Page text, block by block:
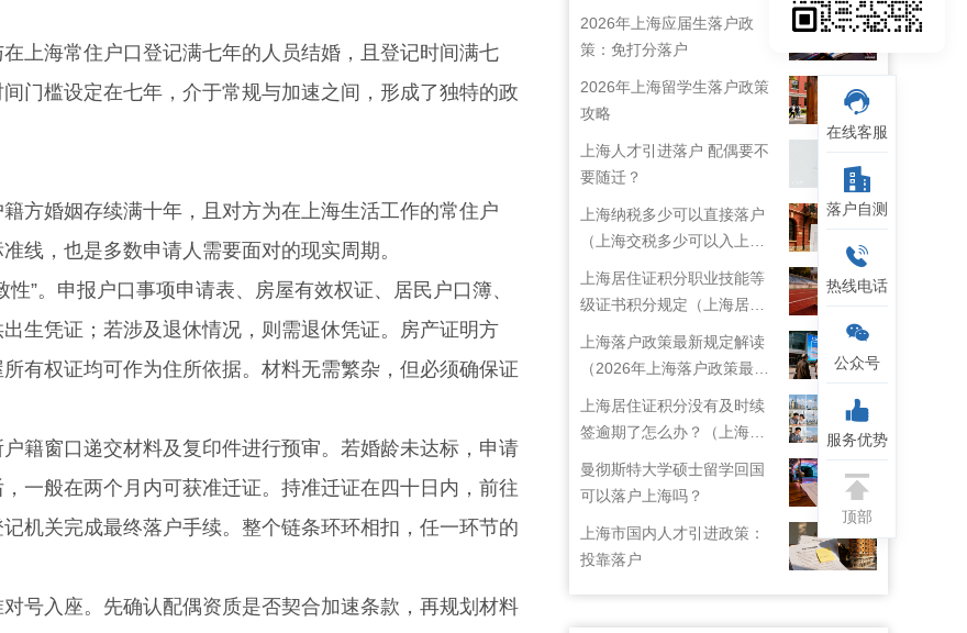
海常住户口登记满七年的人员结婚，且登记时间满七
门槛设定在七年，介于常规与加速之间，形成了独特的政
婚姻存续满十年，且对方为在上海生活工作的常住户
线，也是多数申请人需要面对的现实周期。
。申报户口事项申请表、房屋有效权证、居民户口簿、
生凭证；若涉及退休情况，则需退休凭证。房产证明方
有权证均可作为住所依据。材料无需繁杂，但必须确保证
窗口递交材料及复印件进行预审。若婚龄未达标，申请
一般在两个月内可获准迁证。持准迁证在四十日内，前往
机关完成最终落户手续。整个链条环环相扣，任一环节的
号入座。先确认配偶资质是否契合加速条款，再规划材料
新政策解读）
2026年上海应届生落户政
策：免打分落户
2026年上海留学生落户政策
攻略
上海人才引进落户 配偶要不
要随迁？
上海纳税多少可以直接落户
（上海交税多少可以入上海
户口）
上海居住证积分职业技能等
级证书积分规定（上海居住
证技能职称目录）
上海落户政策最新规定解读
（2026年上海落户政策最新
规定）
上海居住证积分没有及时续
签逾期了怎么办？（上海居
住证续签了但积分忘了）
曼彻斯特大学硕士留学回国
可以落户上海吗？
上海市国内人才引进政策：
投靠落户
在线客服
落户自测
热线电话
公众号
服务优势
顶部